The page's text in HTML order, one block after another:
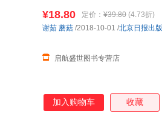
¥18.80 定价： ¥39.80 (4.73折)
启航盛世图书专营店
谢茹 蘑菇 /2018-10-01 /北京日报出
加入购物车 收藏